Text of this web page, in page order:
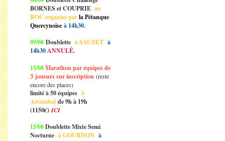
BORNES et COUPRIE au
ROC organisé parla Pétanque
Quercynoise à 14h30.
09/08 Doublette à SAUZET à
14h30ANNULÉ.
15/08Marathon par équipes de
3 joueurs sur inscription (reste
encore des places)
limité à 50 équipes à
Arcambal de 9h à 19h
(1150€)ICI
15/08Doublette Mixte Semi
Nocturne à GOURDON à